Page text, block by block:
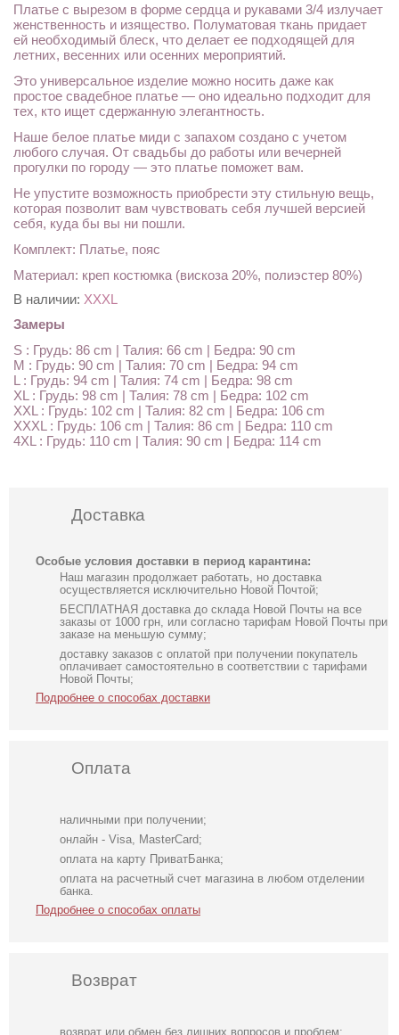
Платье с вырезом в форме сердца и рукавами 3/4 излучает
женственность и изящество. Полуматовая ткань придает
ей необходимый блеск, что делает ее подходящей для
летних, весенних или осенних мероприятий.
Это универсальное изделие можно носить даже как
простое свадебное платье — оно идеально подходит для
тех, кто ищет сдержанную элегантность.
Наше белое платье миди с запахом создано с учетом
любого случая. От свадьбы до работы или вечерней
прогулки по городу — это платье поможет вам.
Не упустите возможность приобрести эту стильную вещь,
которая позволит вам чувствовать себя лучшей версией
себя, куда бы вы ни пошли.
Комплект: Платье, пояс
Материал: креп костюмка (вискоза 20%, полиэстер 80%)
В наличии: XXXL
Замеры
S : Грудь: 86 cm | Талия: 66 cm | Бедра: 90 cm
M : Грудь: 90 cm | Талия: 70 cm | Бедра: 94 cm
L : Грудь: 94 cm | Талия: 74 cm | Бедра: 98 cm
XL : Грудь: 98 cm | Талия: 78 cm | Бедра: 102 cm
XXL : Грудь: 102 cm | Талия: 82 cm | Бедра: 106 cm
XXXL : Грудь: 106 cm | Талия: 86 cm | Бедра: 110 cm
4XL : Грудь: 110 cm | Талия: 90 cm | Бедра: 114 cm
Доставка
Особые условия доставки в период карантина:
Наш магазин продолжает работать, но доставка
осуществляется исключительно Новой Почтой;
БЕСПЛАТНАЯ доставка до склада Новой Почты на все
заказы от 1000 грн, или согласно тарифам Новой Почты при
заказе на меньшую сумму;
доставку заказов с оплатой при получении покупатель
оплачивает самостоятельно в соответствии с тарифами
Новой Почты;
Подробнее о способах доставки
Оплата
наличными при получении;
онлайн - Visa, MasterCard;
оплата на карту ПриватБанка;
оплата на расчетный счет магазина в любом отделении
банка.
Подробнее о способах оплаты
Возврат
возврат или обмен без лишних вопросов и проблем;